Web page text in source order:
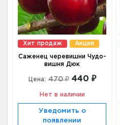
Хит продаж Акция
Саженец черевишни Чудо-
вишня Дюк
Цена: 470 ₽ 440 ₽
Нет в наличии
Уведомить о
появлении